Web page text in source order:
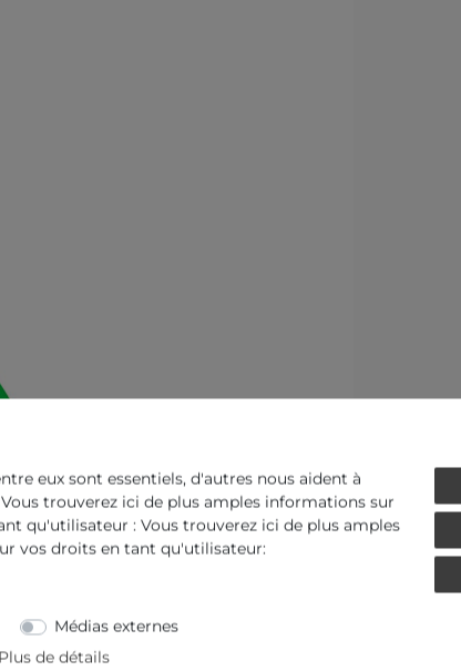
eux sont essentiels, d'autres nous aident à
trouverez ici de plus amples informations sur
qu'utilisateur : Vous trouverez ici de plus amples
vos droits en tant qu'utilisateur:
Médias externes
Plus de détails